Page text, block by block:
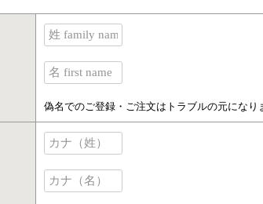
偽名でのご登録・ご注文はトラブルの元になり